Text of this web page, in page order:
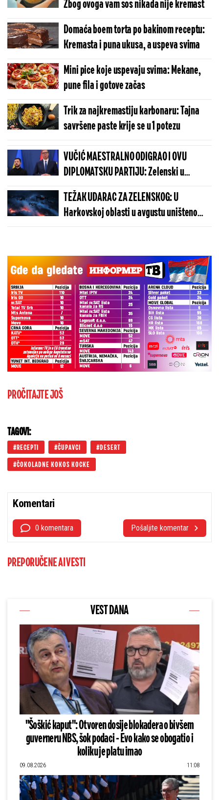
Zbog ovoga vam sos nikada nije kremast
Domaća boem torta po bakinom receptu:
Kremasta i puna ukusa, a uspeva svima
Mini pice koje uspevaju svima: Mekane,
pune fila i gotove začas
Trik za najkremastiju karbonaru: Tajna
savršene paste krije se u 1 potezu
VUČIĆ MAESTRALNO ODIGRAO I OVU
DIPLOMATSKU PARTIJU: Zelenski u
Beogradu potvrdio - Kosovo je Srbija
TEŽAK UDARAC ZA ZELENSKOG: U
Harkovskoj oblasti u avgustu uništeno
više od 100 „baba jaga“
PROČITAJTE JOŠ
TAGOVI:
RECEPTI ČUPAVCI DESERT
ČOKOLADNE KOKOS KOCKE
Komentari
0 komentara Pošaljite komentar
PREPORUČENE AI VESTI
VEST DANA
"Šoškić kaput": Otvoren dosije blokadera o bivšem
guverneru NBS, šok podaci - Evo kako se obogatio i
koliku je platu imao
09.08.2026 11:08